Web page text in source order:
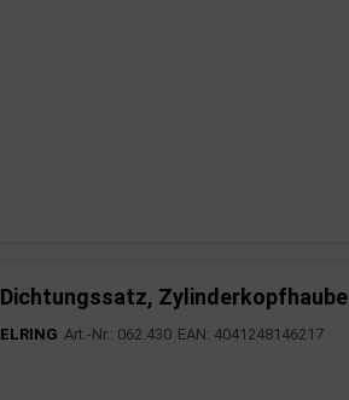
Dichtungssatz, Zylinderkopfhaube
ELRING Art.-Nr.: 062.430 EAN: 4041248146217